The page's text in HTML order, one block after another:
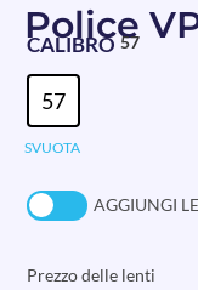
Police
CALIBRO 57
57
SVUOTA
AGGIUNGI
Prezzo delle lenti